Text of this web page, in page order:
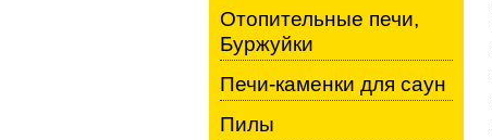
Отопительные печи,
Буржуйки
Печи-каменки для саун
Пилы